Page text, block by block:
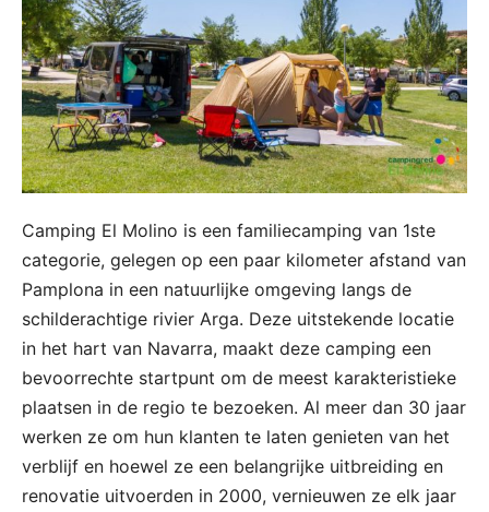
Camping El Molino is een familiecamping van 1ste
categorie, gelegen op een paar kilometer afstand van
Pamplona in een natuurlijke omgeving langs de
schilderachtige rivier Arga. Deze uitstekende locatie
in het hart van Navarra, maakt deze camping een
bevoorrechte startpunt om de meest karakteristieke
plaatsen in de regio te bezoeken. Al meer dan 30 jaar
werken ze om hun klanten te laten genieten van het
verblijf en hoewel ze een belangrijke uitbreiding en
renovatie uitvoerden in 2000, vernieuwen ze elk jaar